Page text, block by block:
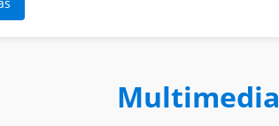
Multimedia